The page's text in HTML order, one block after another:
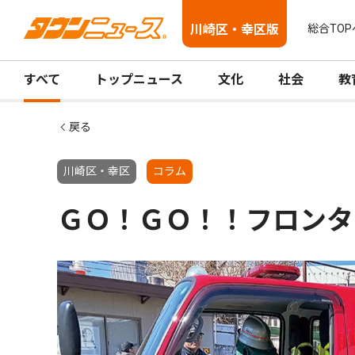
川崎区・幸区版 総合TOP
すべて トップニュース 文化 社会 教
戻る
川崎区・幸区 コラム
ＧＯ！ＧＯ！！フロン